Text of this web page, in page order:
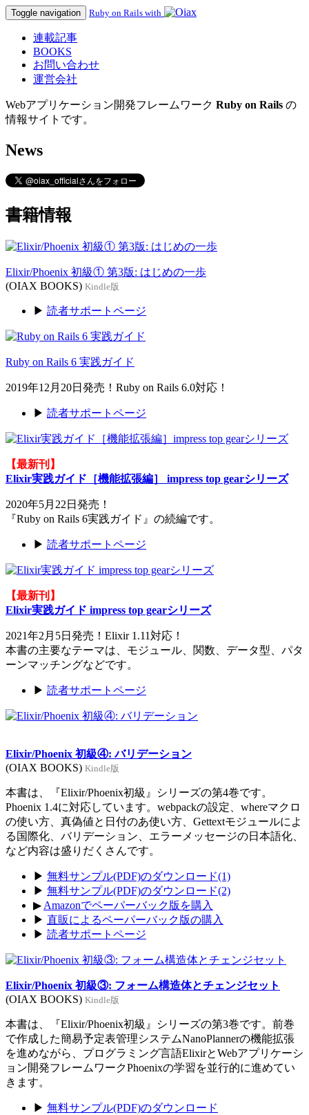
Toggle navigation Ruby on Rails with
連載記事
BOOKS
お問い合わせ
運営会社
Webアプリケーション開発フレームワーク Ruby on Rails の
情報サイトです。
News
書籍情報
Elixir/Phoenix 初級① 第3版: はじめの一歩
(OIAX BOOKS) Kindle版
▶ 読者サポートページ
Ruby on Rails 6 実践ガイド
2019年12月20日発売！Ruby on Rails 6.0対応！
▶ 読者サポートページ
【最新刊】
Elixir実践ガイド［機能拡張編］ impress top gearシリーズ
2020年5月22日発売！
『Ruby on Rails 6実践ガイド』の続編です。
▶ 読者サポートページ
【最新刊】
Elixir実践ガイド impress top gearシリーズ
2021年2月5日発売！Elixir 1.11対応！
本書の主要なテーマは、モジュール、関数、データ型、パタ
ーンマッチングなどです。
▶ 読者サポートページ
Elixir/Phoenix 初級④: バリデーション
(OIAX BOOKS) Kindle版
本書は、『Elixir/Phoenix初級』シリーズの第4巻です。
Phoenix 1.4に対応しています。webpackの設定、whereマクロ
の使い方、真偽値と日付のあ使い方、Gettextモジュールによ
る国際化、バリデーション、エラーメッセージの日本語化、
など内容は盛りだくさんです。
▶ 無料サンプル(PDF)のダウンロード(1)
▶ 無料サンプル(PDF)のダウンロード(2)
▶ Amazonでペーパーバック版を購入
▶ 直販によるペーパーバック版の購入
▶ 読者サポートページ
Elixir/Phoenix 初級③: フォーム構造体とチェンジセット
(OIAX BOOKS) Kindle版
本書は、『Elixir/Phoenix初級』シリーズの第3巻です。前巻
で作成した簡易予定表管理システムNanoPlannerの機能拡張
を進めながら、プログラミング言語ElixirとWebアプリケーシ
ョン開発フレームワークPhoenixの学習を並行的に進めてい
きます。
▶ 無料サンプル(PDF)のダウンロード